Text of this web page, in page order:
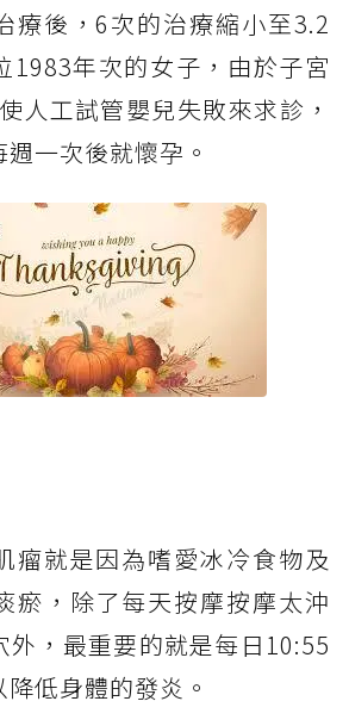
療後，6次的治療縮小至3.2
1983年次的女子，由於子宮
人工試管嬰兒失敗來求診，
一次後就懷孕。
瘤就是因為嗜愛冰冷食物及
瘀，除了每天按摩按摩太沖
外，最重要的就是每日10:55
低身體的發炎。